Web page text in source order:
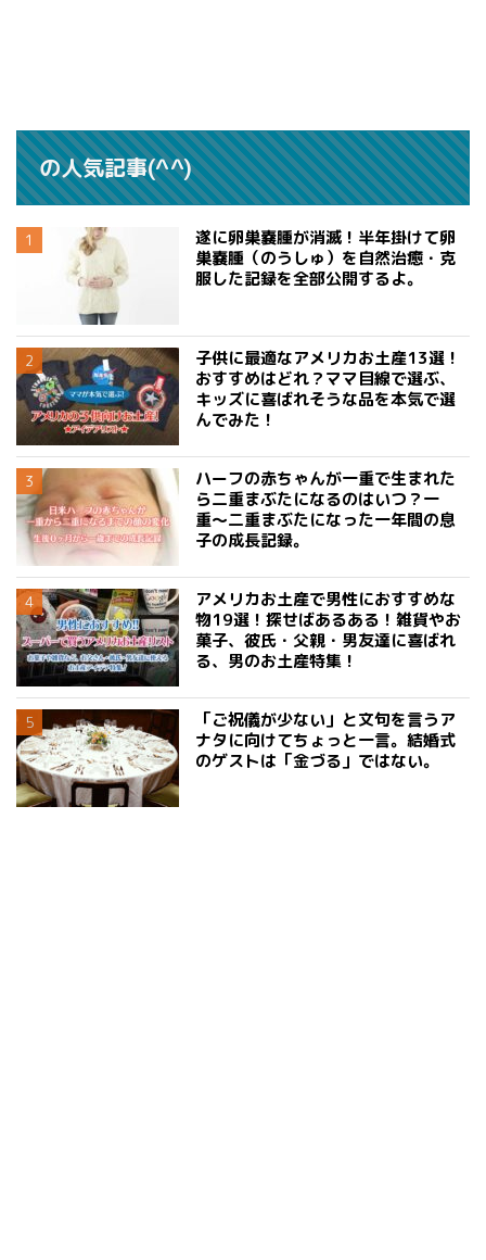
の人気記事(^^)
遂に卵巣嚢腫が消滅！半年掛けて卵
巣嚢腫（のうしゅ）を自然治癒・克
服した記録を全部公開するよ。
子供に最適なアメリカお土産13選！
おすすめはどれ？ママ目線で選ぶ、
キッズに喜ばれそうな品を本気で選
んでみた！
ハーフの赤ちゃんが一重で生まれた
ら二重まぶたになるのはいつ？一
重〜二重まぶたになった一年間の息
子の成長記録。
アメリカお土産で男性におすすめな
物19選！探せばあるある！雑貨やお
菓子、彼氏・父親・男友達に喜ばれ
る、男のお土産特集！
「ご祝儀が少ない」と文句を言うア
ナタに向けてちょっと一言。結婚式
のゲストは「金づる」ではない。